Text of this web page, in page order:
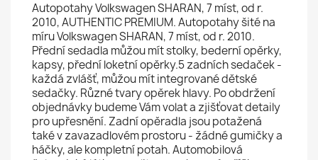
Autopotahy Volkswagen SHARAN, 7 míst, od r.
2010, AUTHENTIC PREMIUM. Autopotahy šité na
míru Volkswagen SHARAN, 7 míst, od r. 2010.
Přední sedadla můžou mít stolky, bederní opěrky,
kapsy, přední loketní opěrky.5 zadních sedaček -
každá zvlášť, můžou mít integrované dětské
sedačky. Různé tvary opěrek hlavy. Po obdržení
objednávky budeme Vám volat a zjišťovat detaily
pro upřesnění. Zadní opěradla jsou potažená
také v zavazadlovém prostoru - žádné gumičky a
háčky, ale kompletní potah. Automobilová